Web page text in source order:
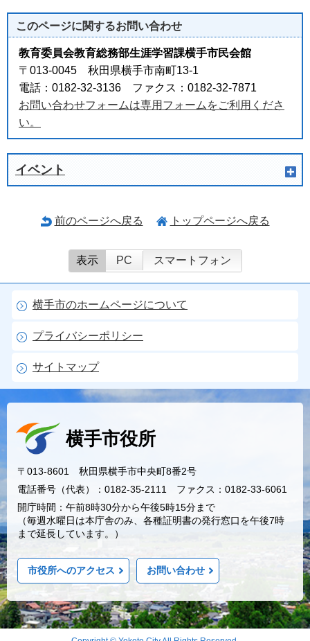
このページに関するお問い合わせ
教育委員会教育総務部生涯学習課横手市民会館
〒013-0045 秋田県横手市南町13-1
電話：0182-32-3136 ファクス：0182-32-7871
お問い合わせフォームは専用フォームをご利用くださ
い。
イベント
前のページへ戻る トップページへ戻る
表示 PC スマートフォン
横手市のホームページについて
プライバシーポリシー
サイトマップ
横手市役所
〒013-8601 秋田県横手市中央町8番2号
電話番号（代表）：0182-35-2111 ファクス：0182-33-6061
開庁時間：午前8時30分から午後5時15分まで
（毎週水曜日は本庁舎のみ、各種証明書の発行窓口を午後7時
まで延長しています。）
市役所へのアクセス お問い合わせ